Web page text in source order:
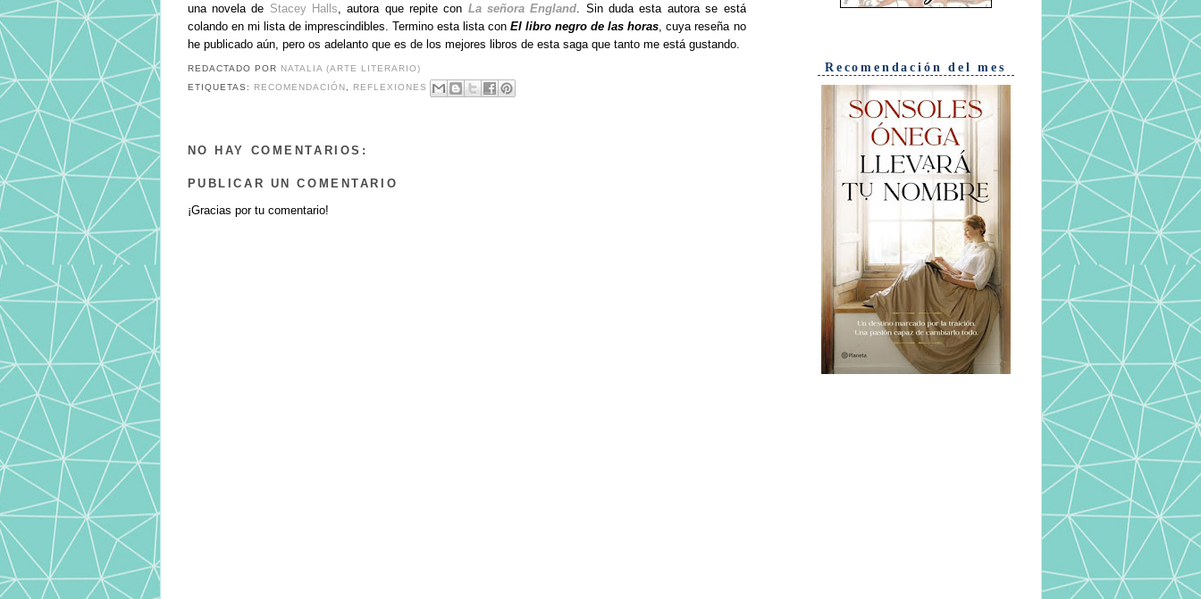
una novela de Stacey Halls , autora que repite con La señora England . Sin duda esta autora se está
colando en mi lista de imprescindibles. Termino esta lista conEl libro negro de las horas , cuya reseña no
he publicado aún, pero os adelanto que es de los mejores libros de esta saga que tanto me está gustando.
REDACTADO POR NATALIA (ARTE LITERARIO)
ETIQUETAS:
RECOMENDACIÓN REFLEXIONES
NO HAY COMENTARIOS:
PUBLICAR UN COMENTARIO
¡Gracias por tu comentario!
Recomendación del mes